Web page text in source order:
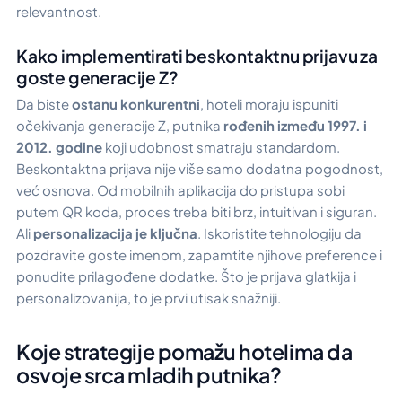
relevantnost.
Kako implementirati beskontaktnu prijavu za
goste generacije Z?
Da bisteostanu konkurentni, hoteli moraju ispuniti
očekivanja generacije Z, putnika rođenih između 1997. i
2012. godine koji udobnost smatraju standardom.
Beskontaktna prijava nije više samo dodatna pogodnost,
već osnova. Od mobilnih aplikacija do pristupa sobi
putem QR koda, proces treba biti brz, intuitivan i siguran.
Ali personalizacija je ključna. Iskoristite tehnologiju da
pozdravite goste imenom, zapamtite njihove preference i
ponudite prilagođene dodatke. Što je prijava glatkija i
personalizovanija, to je prvi utisak snažniji.
Koje strategije pomažu hotelima da
osvoje srca mladih putnika?